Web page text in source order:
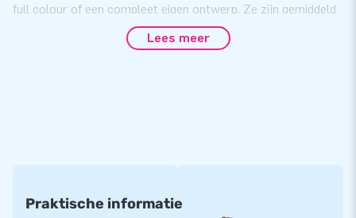
full colour of een compleet eigen ontwerp. Ze zijn gemiddeld
laag in kosten en hebben een groot bereik.
Lees meer
Praktische informatie